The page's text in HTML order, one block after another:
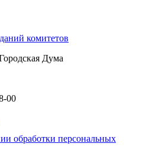
комитетов
Дума
00
обработки персональных